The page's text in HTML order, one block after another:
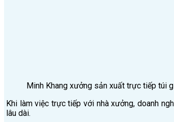
Minh Khang xưởng sản xuất trực tiếp túi
Khi làm việc trực tiếp với nhà xưởng, doanh
lâu dài.